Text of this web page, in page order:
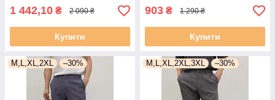
1 442,10 ₴ 2 090 ₴
Купити
903 ₴ 1 290 ₴
Купити
M,L,XL,2XL –30% M,L,XL,2XL,3XL –30%